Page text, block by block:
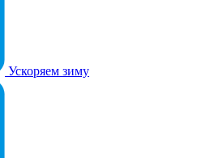
Ускоряем зиму